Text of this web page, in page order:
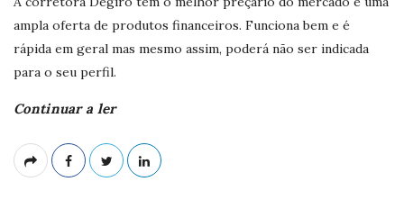
ampla oferta de produtos financeiros. Funciona bem e é
rápida em geral mas mesmo assim, poderá não ser indicada
para o seu perfil.
Continuar a ler